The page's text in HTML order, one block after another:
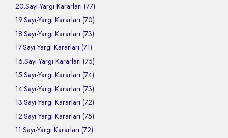
20.Sayı-Yargı Kararları (77)
19.Sayı-Yargı Kararları (70)
18.Sayı-Yargı Kararları (73)
17.Sayı-Yargı Kararları (71)
16.Sayı-Yargı Kararları (75)
15.Sayı-Yargı Kararları (74)
14.Sayı-Yargı Kararları (73)
13.Sayı-Yargı Kararları (72)
12.Sayı-Yargı Kararları (75)
11.Sayı-Yargı Kararları (72)